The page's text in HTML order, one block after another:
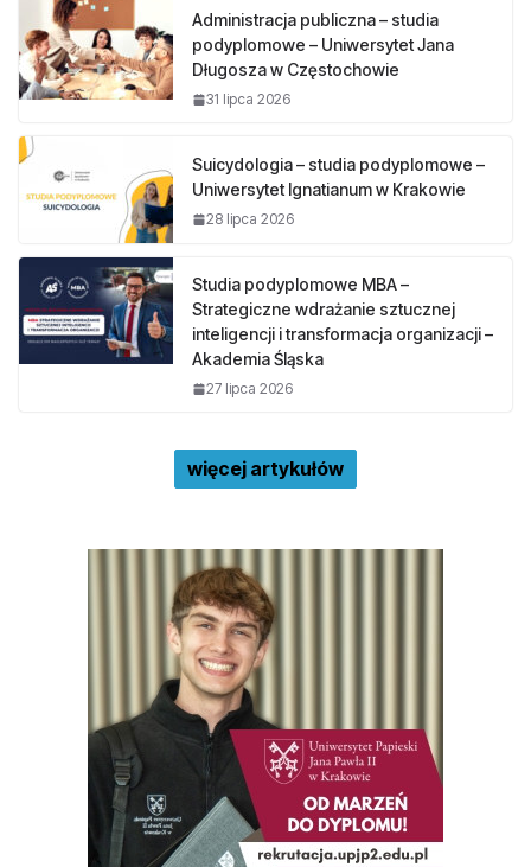
Administracja publiczna – studia
podyplomowe – Uniwersytet Jana
Długosza w Częstochowie
31 lipca 2026
Suicydologia – studia podyplomowe –
Uniwersytet Ignatianum w Krakowie
28 lipca 2026
Studia podyplomowe MBA –
Strategiczne wdrażanie sztucznej
inteligencji i transformacja organizacji –
Akademia Śląska
27 lipca 2026
więcej artykułów